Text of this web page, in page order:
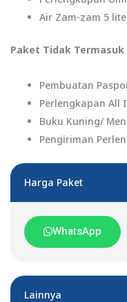
Air Zam-zam 5
Paket Tidak Termasuk
Pembuatan
Perlengkapan All
Buku Kuning/
Pengiriman
Harga Paket
WhatsApp
Lainnya